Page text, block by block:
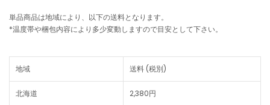
単品商品は地域により、以下の送料となります。
*温度帯や梱包内容により多少変動しますので目安として下さい。
地域 送料 (税別)
北海道 2,380円